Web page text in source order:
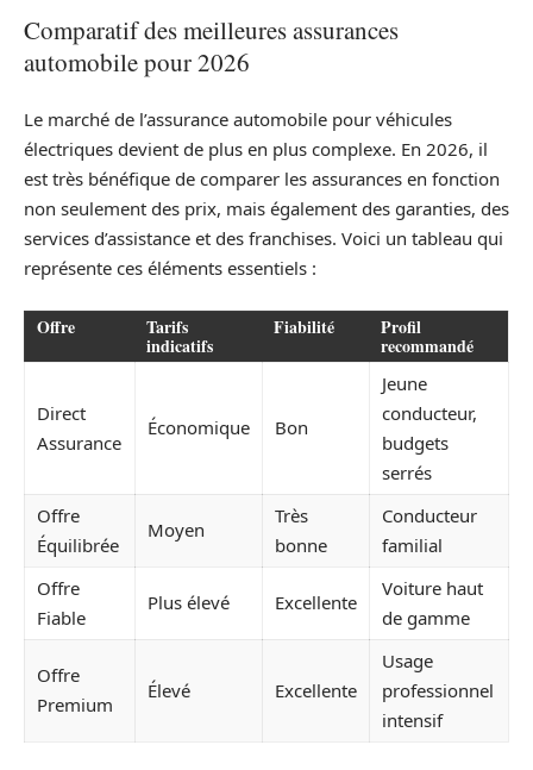
Comparatif des meilleures assurances
automobile pour 2026
Le marché de l’assurance automobile pour véhicules
électriques devient de plus en plus complexe. En 2026, il
est très bénéfique de comparer les assurances en fonction
non seulement des prix, mais également des garanties, des
services d’assistance et des franchises. Voici un tableau qui
représente ces éléments essentiels :
Offre Tarifs
indicatifs
Fiabilité Profil
recommandé
Direct
Assurance
Économique Bon
Jeune
conducteur,
budgets
serrés
Offre
Équilibrée
Moyen
Très
bonne
Conducteur
familial
Offre
Fiable
Plus élevé Excellente
Voiture haut
de gamme
Offre
Premium
Élevé Excellente
Usage
professionnel
intensif